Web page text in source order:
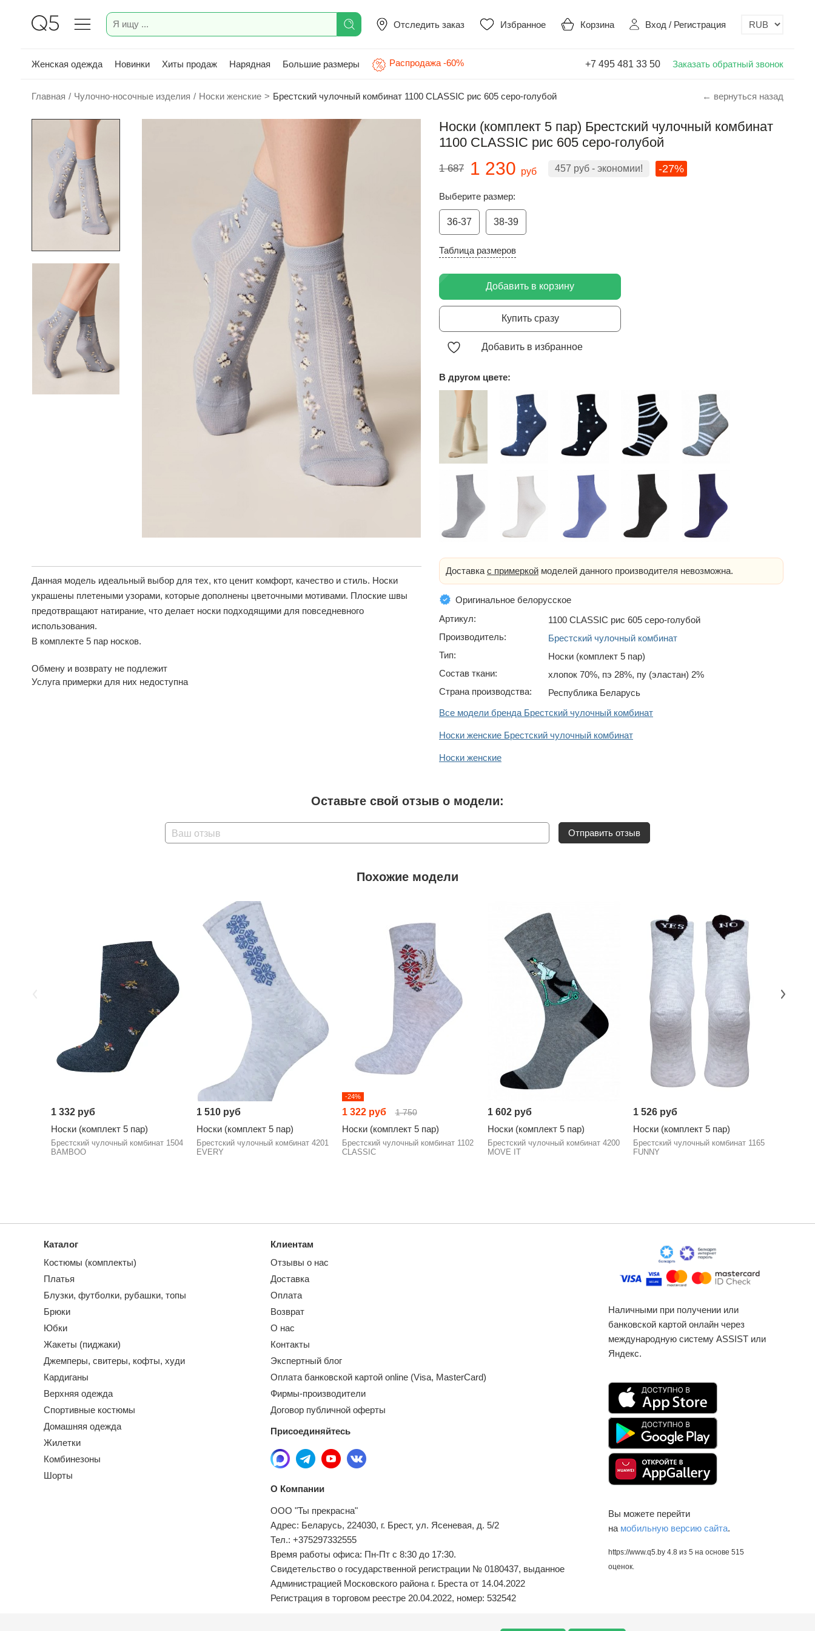
Отследить заказ Избранное Корзина Вход / Регистрация
Женская одежда Новинки Хиты продаж Нарядная Большие размеры Распродажа -60% +7 495 481 33 50 Заказать обратный звонок
Главная / Чулочно-носочные изделия / Носки женские > Брестский чулочный комбинат 1100 CLASSIC рис 605 серо-голубой ← вернуться назад
Данная модель идеальный выбор для тех, кто ценит комфорт, качество и стиль. Носки
украшены плетеными узорами, которые дополнены цветочными мотивами. Плоские швы
предотвращают натирание, что делает носки подходящими для повседневного
использования.
В комплекте 5 пар носков.
Обмену и возврату не подлежит
Услуга примерки для них недоступна
Носки (комплект 5 пар) Брестский чулочный комбинат
1100 CLASSIC рис 605 серо-голубой
1 687 1 230 руб 457 руб - экономии! -27%
Выберите размер:
36-37 38-39
Таблица размеров
Добавить в корзину
Купить сразу
Добавить в избранное
В другом цвете:
Доставка с примеркой моделей данного производителя невозможна.
Оригинальное белорусское
Артикул:
1100 CLASSIC рис 605 серо-голубой
Производитель:
Брестский чулочный комбинат
Тип:
Носки (комплект 5 пар)
Состав ткани:
хлопок 70%, пэ 28%, пу (эластан) 2%
Страна производства:
Республика Беларусь
Все модели бренда Брестский чулочный комбинат
Носки женские Брестский чулочный комбинат
Носки женские
Оставьте свой отзыв о модели:
Ваш отзыв Отправить отзыв
Похожие модели
1 332 руб
Носки (комплект 5 пар)
Брестский чулочный комбинат 1504
BAMBOO
1 510 руб
Носки (комплект 5 пар)
Брестский чулочный комбинат 4201
EVERY
-24%
1 322 руб 1 750
Носки (комплект 5 пар)
Брестский чулочный комбинат 1102
CLASSIC
1 602 руб
Носки (комплект 5 пар)
Брестский чулочный комбинат 4200
MOVE IT
1 526 руб
Носки (комплект 5 пар)
Брестский чулочный комбинат 1165
FUNNY
Каталог
Костюмы (комплекты)
Платья
Блузки, футболки, рубашки, топы
Брюки
Юбки
Жакеты (пиджаки)
Джемперы, свитеры, кофты, худи
Кардиганы
Верхняя одежда
Спортивные костюмы
Домашняя одежда
Жилетки
Комбинезоны
Шорты
Клиентам
Отзывы о нас
Доставка
Оплата
Возврат
О нас
Контакты
Экспертный блог
Оплата банковской картой online (Visa, MasterCard)
Фирмы-производители
Договор публичной оферты
Присоединяйтесь
О Компании
ООО "Ты прекрасна"
Адрес: Беларусь, 224030, г. Брест, ул. Ясеневая, д. 5/2
Тел.: +375297332555
Время работы офиса: Пн-Пт с 8:30 до 17:30.
Свидетельство о государственной регистрации № 0180437, выданное
Администрацией Московского района г. Бреста от 14.04.2022
Регистрация в торговом реестре 20.04.2022, номер: 532542
Местный исполнительный орган по обращениям покупателей:
Наличными при получении или
банковской картой онлайн через
международную систему ASSIST или
Яндекс.
Вы можете перейти
на мобильную версию сайта.
https://www.q5.by 4.8 из 5 на основе 515
оценок.